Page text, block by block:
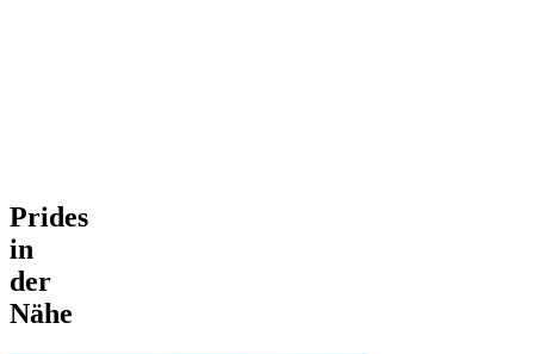
Prides
in
der
Nähe